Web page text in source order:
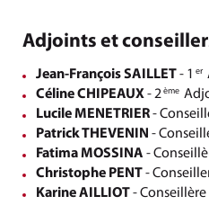
Adjoints et
Jean-François SAILLET- 1 er
Céline CHIPEAUX- 2 ème
Lucile MENETRIER-
Patrick THEVENIN -
Fatima MOSSINA -
Christophe PENT-
Karine AILLIOT- Conseillère